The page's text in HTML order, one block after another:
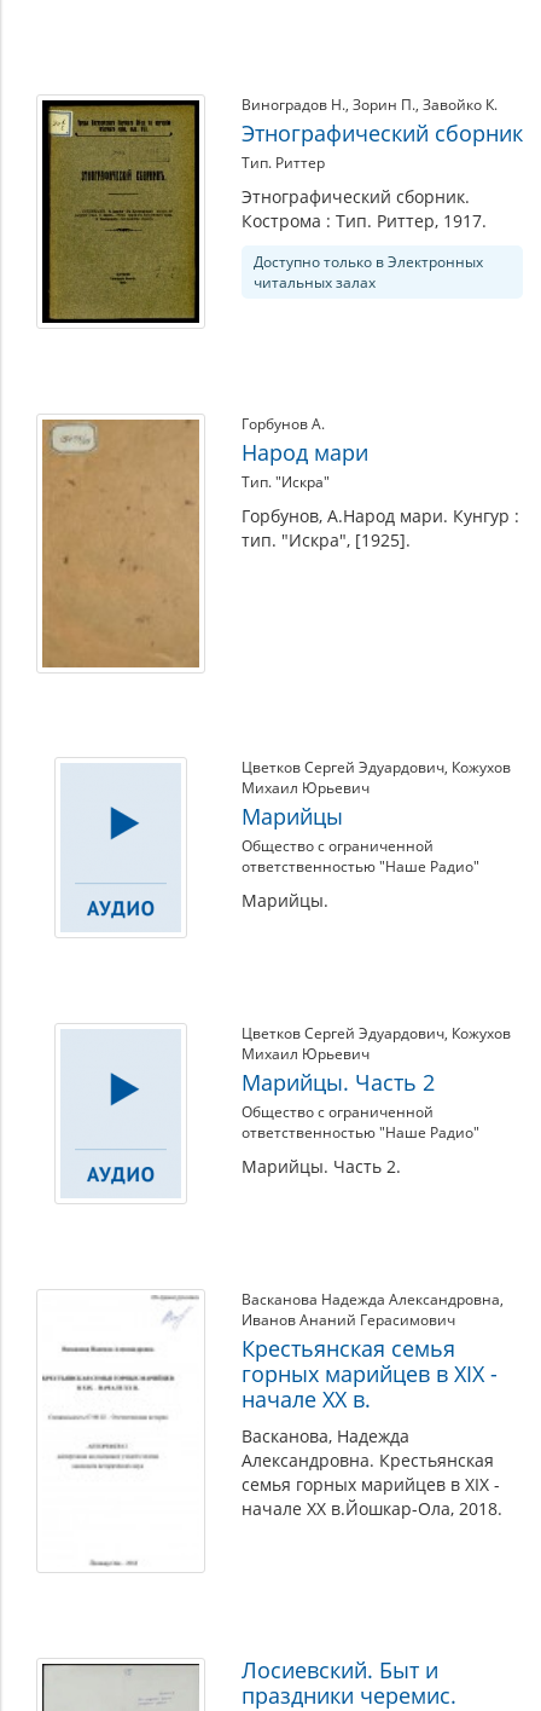
Виноградов Н., Зорин П., Завойко К.
Этнографический сборник
Тип. Риттер
Этнографический сборник.
Кострома : Тип. Риттер, 1917.
Доступно только в Электронных
читальных залах
Горбунов А.
Народ мари
Тип. "Искра"
Горбунов, А.Народ мари. Кунгур :
тип. "Искра", [1925].
Цветков Сергей Эдуардович, Кожухов
Михаил Юрьевич
Марийцы
Общество с ограниченной
ответственностью "Наше Радио"
Марийцы.
Цветков Сергей Эдуардович, Кожухов
Михаил Юрьевич
Марийцы. Часть 2
Общество с ограниченной
ответственностью "Наше Радио"
Марийцы. Часть 2.
Васканова Надежда Александровна,
Иванов Ананий Герасимович
Крестьянская семья
горных марийцев в XIX -
начале ХХ в.
Васканова, Надежда
Александровна. Крестьянская
семья горных марийцев в XIX -
начале ХХ в.Йошкар-Ола, 2018.
Лосиевский. Быт и
праздники черемис.